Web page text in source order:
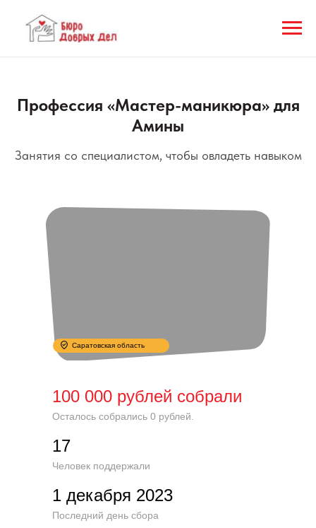
Профессия «Мастер-маникюра» для
Амины
Занятия со специалистом, чтобы овладеть навыком
Саратовская область
100 000 рублей собрали
Осталось собрались 0 рублей.
Человек поддержали
1 декабря 2023
Последний день сбора
17